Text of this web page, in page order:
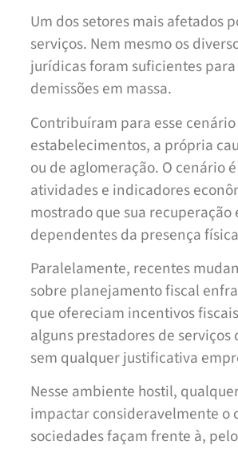
Um dos setores mais afetados
serviços. Nem mesmo os
jurídicas foram suficientes
demissões em massa.
Contribuíram para esse
estabelecimentos, a própria
ou de aglomeração. O cenário
atividades e indicadores
mostrado que sua
dependentes da presença
Paralelamente, recentes
sobre planejamento fiscal
que ofereciam incentivos
alguns prestadores de
sem qualquer justificativa
Nesse ambiente hostil,
impactar consideravelmente o
sociedades façam frente à,